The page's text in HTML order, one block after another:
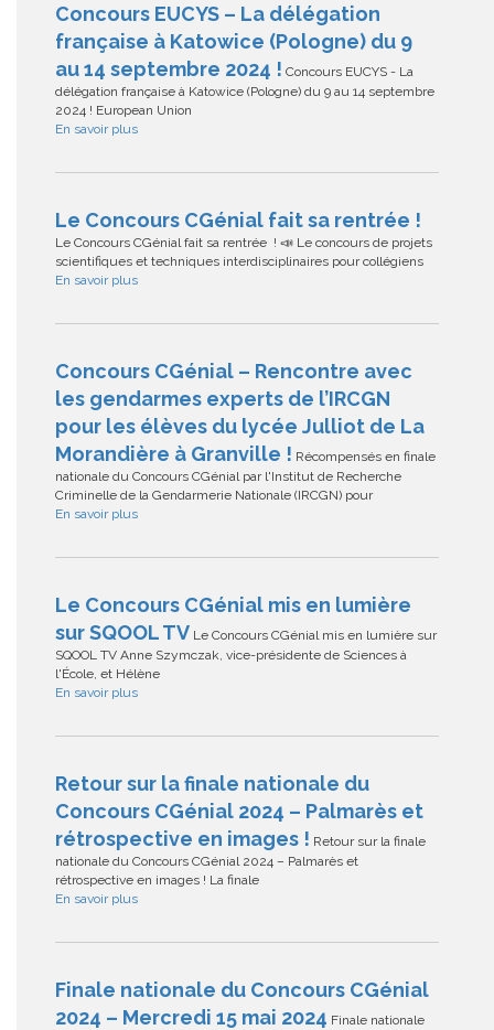
Concours EUCYS – La délégation
française à Katowice (Pologne) du 9
au 14 septembre 2024 ! Concours EUCYS - La
délégation française à Katowice (Pologne) du 9 au 14 septembre
2024 ! European Union
En savoir plus
Le Concours CGénial fait sa rentrée !
Le Concours CGénial fait sa rentrée ! 📣 Le concours de projets
scientifiques et techniques interdisciplinaires pour collégiens
En savoir plus
Concours CGénial – Rencontre avec
les gendarmes experts de l’IRCGN
pour les élèves du lycée Julliot de La
Morandière à Granville ! Récompensés en finale
nationale du Concours CGénial par l'Institut de Recherche
Criminelle de la Gendarmerie Nationale (IRCGN) pour
En savoir plus
Le Concours CGénial mis en lumière
sur SQOOL TV Le Concours CGénial mis en lumière sur
SQOOL TV Anne Szymczak, vice-présidente de Sciences à
l'École, et Hélène
En savoir plus
Retour sur la finale nationale du
Concours CGénial 2024 – Palmarès et
rétrospective en images ! Retour sur la finale
nationale du Concours CGénial 2024 – Palmarès et
rétrospective en images ! La finale
En savoir plus
Finale nationale du Concours CGénial
2024 – Mercredi 15 mai 2024 Finale nationale